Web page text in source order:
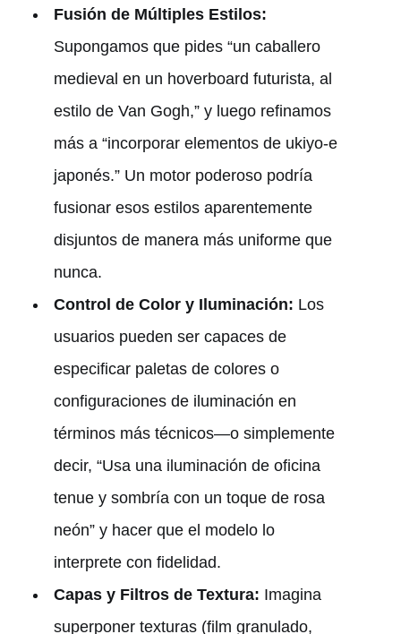
Fusión de Múltiples Estilos:
Supongamos que pides “un caballero
medieval en un hoverboard futurista, al
estilo de Van Gogh,” y luego refinamos
más a “incorporar elementos de ukiyo-e
japonés.” Un motor poderoso podría
fusionar esos estilos aparentemente
disjuntos de manera más uniforme que
nunca.
Control de Color y Iluminación: Los
usuarios pueden ser capaces de
especificar paletas de colores o
configuraciones de iluminación en
términos más técnicos—o simplemente
decir, “Usa una iluminación de oficina
tenue y sombría con un toque de rosa
neón” y hacer que el modelo lo
interprete con fidelidad.
Capas y Filtros de Textura: Imagina
superponer texturas (film granulado,